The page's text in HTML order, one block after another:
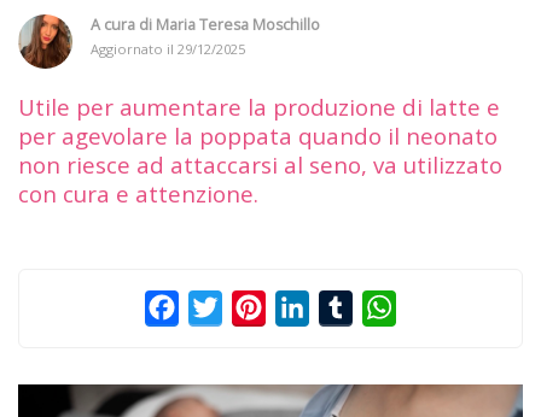
A cura di Maria Teresa Moschillo
Aggiornato il 29/12/2025
Utile per aumentare la produzione di latte e
per agevolare la poppata quando il neonato
non riesce ad attaccarsi al seno, va utilizzato
con cura e attenzione.
FacebookTwitterPinterestLinkedInTumblr